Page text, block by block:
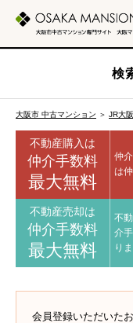
検
大阪市 中古マンション ＞ JR大
不動産購入は
仲介手数料
最大無料
仲
は
不動産売却は
仲介手数料
最大無料
不
介
りま
会員登録いただいた